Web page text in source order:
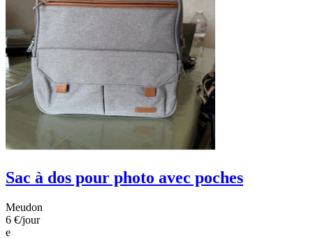
Sac à dos pour photo avec poches
Meudon
6 €/jour
e